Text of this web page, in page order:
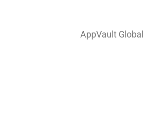
AppVault Global